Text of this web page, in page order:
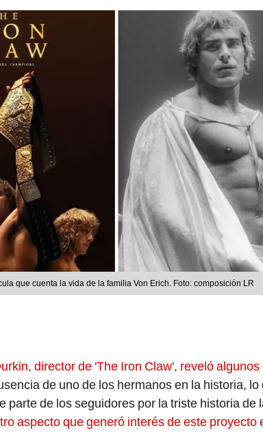
que cuenta la vida de la familia Von Erich. Foto: composición LR
director de 'The Iron Claw', reveló
de uno de los hermanos en la historia, lo
parte de los seguidores por la triste historia de
aspecto que generó interés de este proyecto